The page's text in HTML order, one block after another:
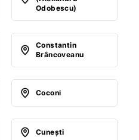
Odobescu)
Constantin
Brâncoveanu
Coconi
Cuneşti